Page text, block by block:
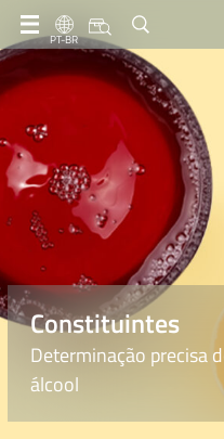
PT-BR
Constituintes
Determinação precisa
álcool